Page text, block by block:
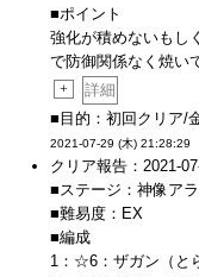
■ポイント
強化が積めないもし
で防御関係なく焼い
+
詳細
■目的：初回クリア/
2021-07-29 (木) 21:28:29
クリア報告：2021-
■ステージ：神像ア
■難易度：EX
■編成
1：☆6：ザガン（と